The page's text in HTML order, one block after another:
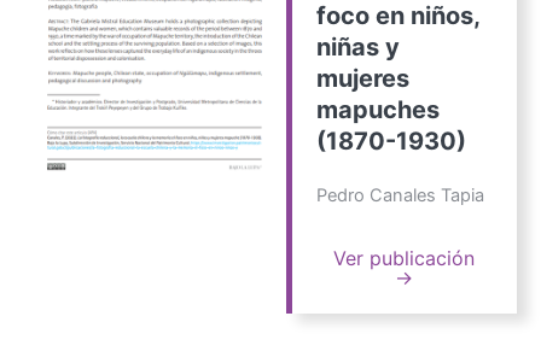
foco en niños,
niñas y
mujeres
mapuches
(1870-1930)
Pedro Canales Tapia
Ver publicación
→